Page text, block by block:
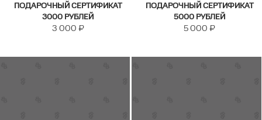
ПОДАРОЧНЫЙ СЕРТИФИКАТ
3000 РУБЛЕЙ
3 000 ₽
ПОДАРОЧНЫЙ СЕРТИФИКАТ
5000 РУБЛЕЙ
5 000 ₽